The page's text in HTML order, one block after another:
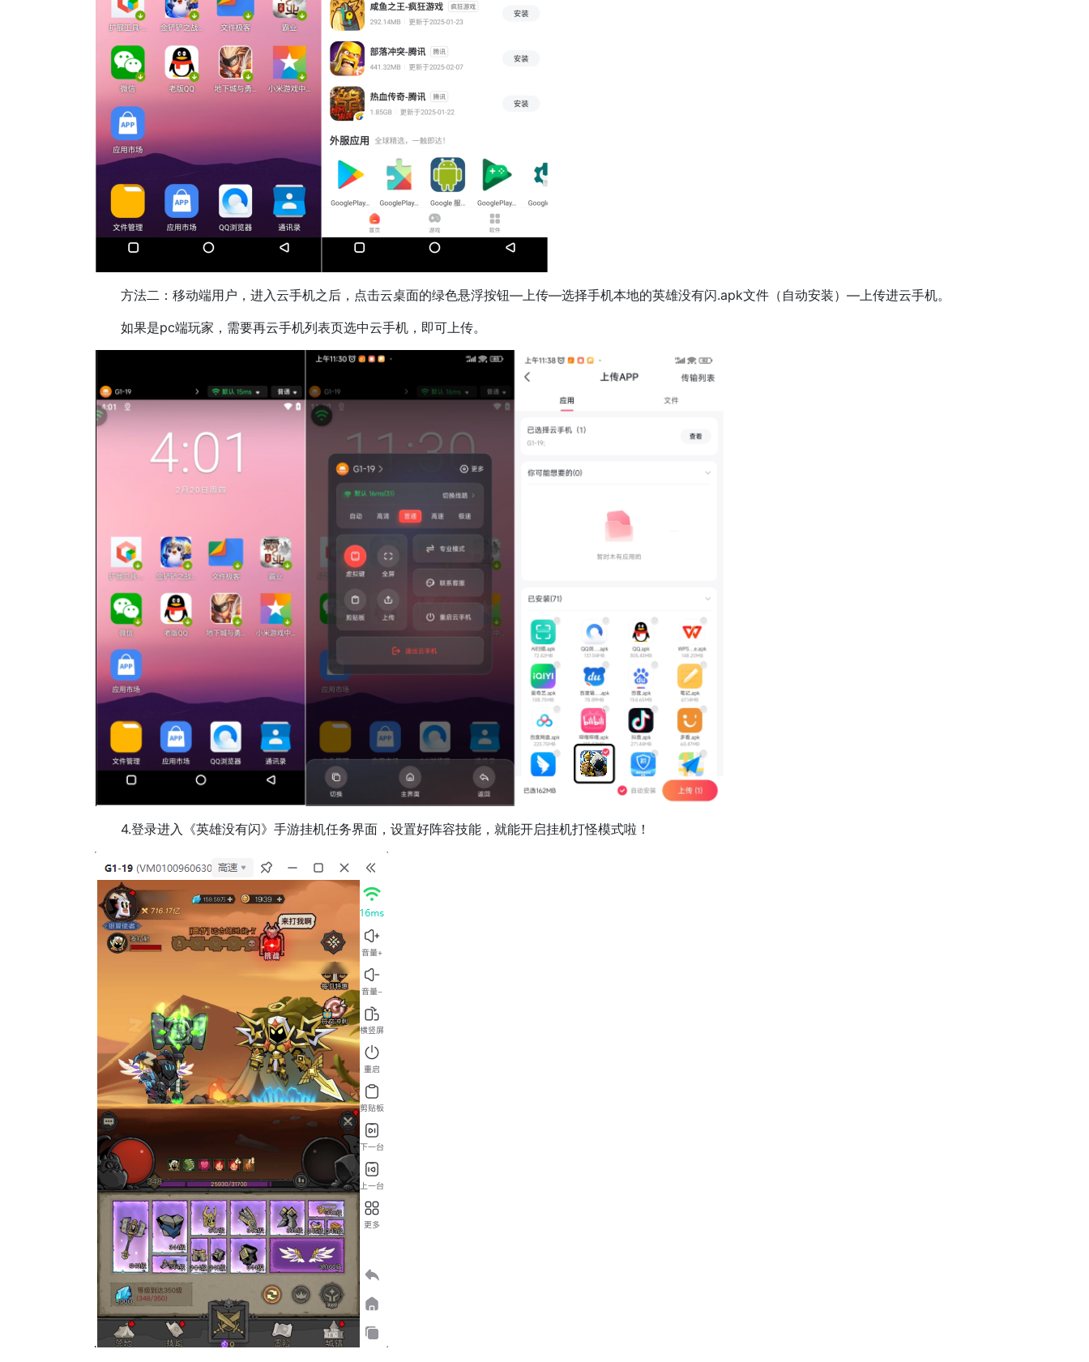
方法二：移动端用户，进入云手机之后，点击云桌面的绿色悬浮按钮—上传—选择手机本地的英雄没有闪.apk文件（自动安装）—上传进云手机。
如果是pc端玩家，需要再云手机列表页选中云手机，即可上传。
4.登录进入《英雄没有闪》手游挂机任务界面，设置好阵容技能，就能开启挂机打怪模式啦！